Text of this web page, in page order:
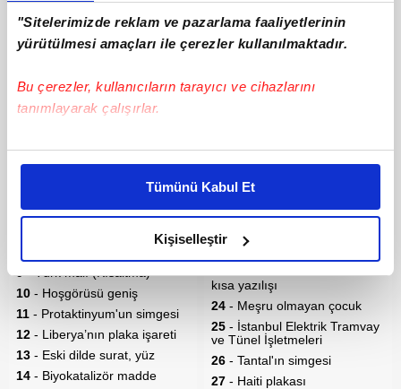
"Sitelerimizde reklam ve pazarlama faaliyetlerinin
yürütülmesi amaçları ile çerezler kullanılmaktadır.
Bu çerezler, kullanıcıların tarayıcı ve cihazlarını
tanımlayarak çalışırlar.
Bu çerezlere izin vermeniz halinde sizlere özel
daha iyi reklam deneyimi yaşatabiliriz. Bunu yaparken
amacımızın size daha iyi bir reklam deneyimi sunmak
olduğunu ve sizlere en iyi içerikleri sunabilmek adına
elimizden gelen çabayı gösterdiğimizi ve bu noktada,
reklamların maliyetlerimizi karşılamak noktasında tek gelir
kalemimiz olduğunu sizlere hatırlatmak isteriz.
Her halükârda, kullanıcılar, bu çerezlere izin vermedikleri
takdirde, kullanıcılara hedefli reklamlar
Tümünü Kabul Et
Kişiselleştir